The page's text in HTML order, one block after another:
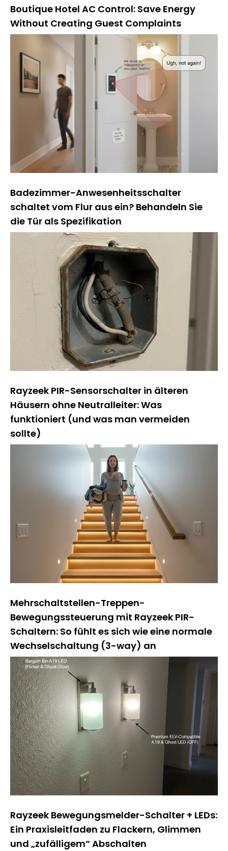
Boutique Hotel AC Control: Save Energy
Without Creating Guest Complaints
Badezimmer-Anwesenheitsschalter
schaltet vom Flur aus ein? Behandeln Sie
die Tür als Spezifikation
Rayzeek PIR-Sensorschalter in älteren
Häusern ohne Neutralleiter: Was
funktioniert (und was man vermeiden
sollte)
Mehrschaltstellen-Treppen-
Bewegungssteuerung mit Rayzeek PIR-
Schaltern: So fühlt es sich wie eine normale
Wechselschaltung (3-way) an
Rayzeek Bewegungsmelder-Schalter + LEDs:
Ein Praxisleitfaden zu Flackern, Glimmen
und „zufälligem“ Abschalten